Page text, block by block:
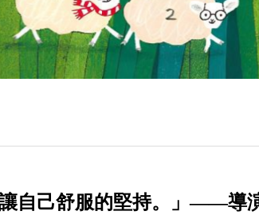
讓自己舒服的堅持。」——導